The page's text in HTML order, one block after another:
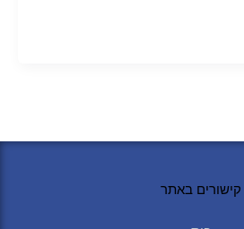
קישורים באתר